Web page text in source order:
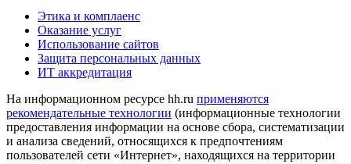
Этика и комплаенс
Оказание услуг
Использование сайтов
Защита персональных данных
ИТ аккредитация
На информационном ресурсе hh.ru применяются
рекомендательные технологии (информационные технологии
предоставления информации на основе сбора, систематизации
и анализа сведений, относящихся к предпочтениям
пользователей сети «Интернет», находящихся на территории